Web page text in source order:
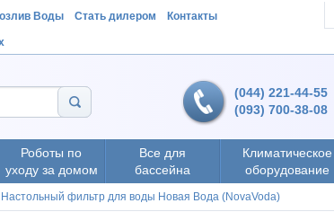
Воды Стать дилером Контакты
(044) 221-44-55
(093) 700-38-08
Роботы по
уходу за домом
Все для
бассейна
Климатическое
оборудование
Настольный фильтр для воды Новая Вода (NovaVoda)